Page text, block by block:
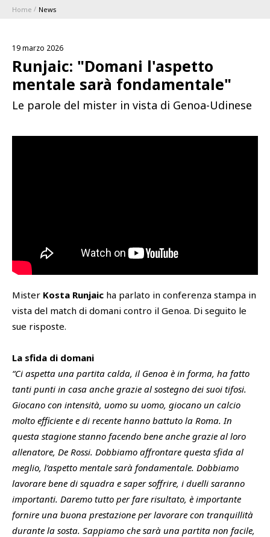
1896 MEMBERSHIP PROGRAM
STAGIONE
Classifiche
Academy
Cattedra Universidad Europea
SHOP
Home News
19 marzo 2026
Runjaic: "Domani l'aspetto
mentale sarà fondamentale"
Le parole del mister in vista di Genoa-Udinese
Mister Kosta Runjaic ha parlato in conferenza stampa in
vista del match di domani contro il Genoa. Di seguito le
sue risposte.
La sfida di domani
“Ci aspetta una partita calda, il Genoa è in forma, ha fatto
tanti punti in casa anche grazie al sostegno dei suoi tifosi.
Giocano con intensità, uomo su uomo, giocano un calcio
molto efficiente e di recente hanno battuto la Roma. In
questa stagione stanno facendo bene anche grazie al loro
allenatore, De Rossi. Dobbiamo affrontare questa sfida al
meglio, l’aspetto mentale sarà fondamentale. Dobbiamo
lavorare bene di squadra e saper soffrire, i duelli saranno
importanti. Daremo tutto per fare risultato, è importante
fornire una buona prestazione per lavorare con tranquillità
durante la sosta. Sappiamo che sarà una partita non facile,